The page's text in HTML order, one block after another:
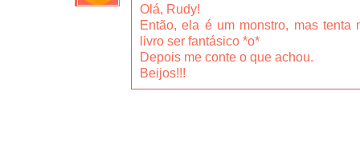
Olá, Rudy!
Então, ela é um monstro, mas tenta
livro ser fantásico *o*
Depois me conte o que achou.
Beijos!!!